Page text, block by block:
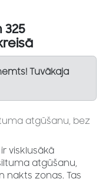
325
Tuvākaja
atgūšanu, bez
visklusākā
atgūšanu,
nakts zonas. Tas